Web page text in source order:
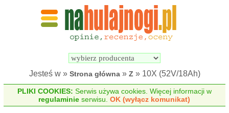
Wyszukiwarka
elektrycznych
Jesteś w » Strona główna» Z » 10X (52V/18Ah)
PLIKI COOKIES: Serwis używa cookies. Więcej informacji w
regulaminie serwisu.OK (wyłącz komunikat)